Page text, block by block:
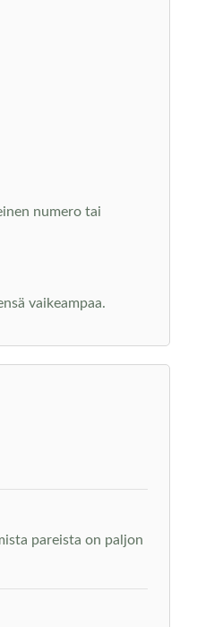
numero tai
vaikeampaa.
pareista on paljon